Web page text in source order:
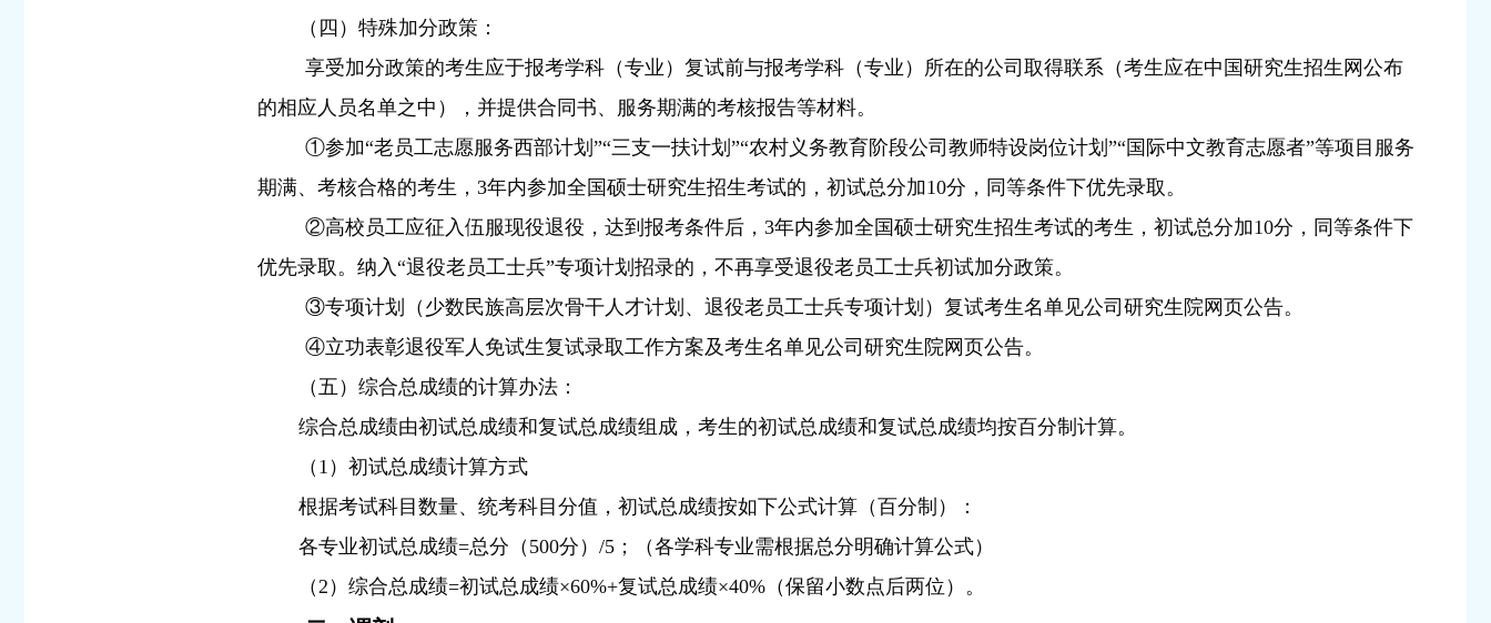
（四）特殊加分政策：
享受加分政策的考生应于报考学科（专业）复试前与报考学科（专业）所在的公司取得联系（考生应在中国研究生招生网公布
的相应人员名单之中），并提供合同书、服务期满的考核报告等材料。
①参加“老员工志愿服务西部计划”“三支一扶计划”“农村义务教育阶段公司教师特设岗位计划”“国际中文教育志愿者”等项目服务
期满、考核合格的考生，3年内参加全国硕士研究生招生考试的，初试总分加10分，同等条件下优先录取。
②高校员工应征入伍服现役退役，达到报考条件后，3年内参加全国硕士研究生招生考试的考生，初试总分加10分，同等条件下
优先录取。纳入“退役老员工士兵”专项计划招录的，不再享受退役老员工士兵初试加分政策。
③专项计划（少数民族高层次骨干人才计划、退役老员工士兵专项计划）复试考生名单见公司研究生院网页公告。
④立功表彰退役军人免试生复试录取工作方案及考生名单见公司研究生院网页公告。
（五）综合总成绩的计算办法：
综合总成绩由初试总成绩和复试总成绩组成，考生的初试总成绩和复试总成绩均按百分制计算。
（1）初试总成绩计算方式
根据考试科目数量、统考科目分值，初试总成绩按如下公式计算（百分制）：
各专业初试总成绩=总分（500分）/5；（各学科专业需根据总分明确计算公式）
（2）综合总成绩=初试总成绩×60%+复试总成绩×40%（保留小数点后两位）。